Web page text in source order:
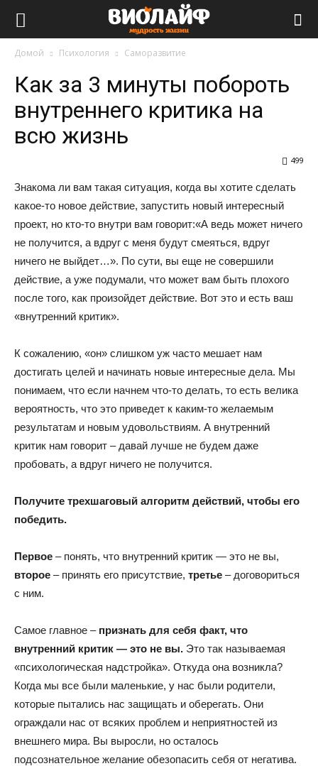
Домой Психология Саморазвитие
Как за 3 минуты побороть
внутреннего критика на
всю жизнь
499
Знакома ли вам такая ситуация, когда вы хотите сделать
какое-то новое действие, запустить новый интересный
проект, но кто-то внутри вам говорит:«А ведь может ничего
не получится, а вдруг с меня будут смеяться, вдруг
ничего не выйдет…». По сути, вы еще не совершили
действие, а уже подумали, что может вам быть плохого
после того, как произойдет действие. Вот это и есть ваш
«внутренний критик».
К сожалению, «он» слишком уж часто мешает нам
достигать целей и начинать новые интересные дела. Мы
понимаем, что если начнем что-то делать, то есть велика
вероятность, что это приведет к каким-то желаемым
результатам и новым удовольствиям. А внутренний
критик нам говорит – давай лучше не будем даже
пробовать, а вдруг ничего не получится.
Получите трехшаговый алгоритм действий, чтобы его
победить.
Первое – понять, что внутренний критик — это не вы,
второе – принять его присутствие, третье – договориться
с ним.
Самое главное – признать для себя факт, что
внутренний критик — это не вы. Это так называемая
«психологическая надстройка». Откуда она возникла?
Когда мы все были маленькие, у нас были родители,
которые пытались нас защищать и оберегать. Они
ограждали нас от всяких проблем и неприятностей из
внешнего мира. Вы выросли, но осталось
подсознательное желание обезопасить себя от негатива.